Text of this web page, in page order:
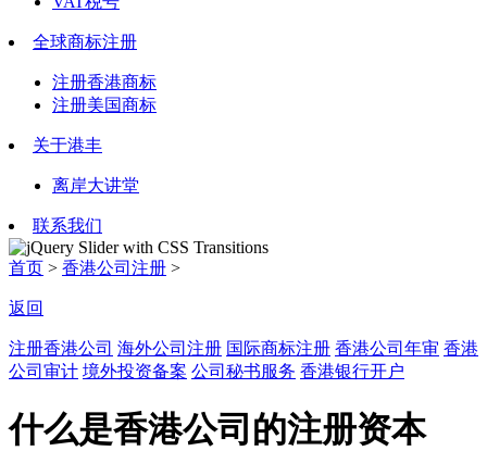
全球商标注册
注册香港商标
注册美国商标
关于港丰
离岸大讲堂
联系我们
首页 > 香港公司注册 >
返回
注册香港公司 海外公司注册 国际商标注册 香港公司年审 香港
公司审计 境外投资备案 公司秘书服务 香港银行开户
什么是香港公司的注册资本